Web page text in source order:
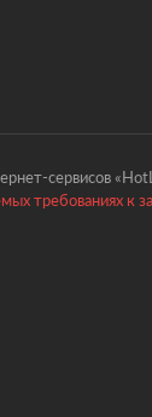
сервисов
требованиях к